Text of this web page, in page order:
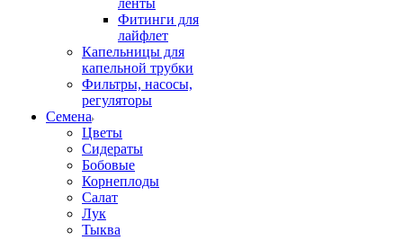
ленты
Фитинги для
лайфлет
Капельницы для
капельной трубки
Фильтры, насосы,
регуляторы
Семена
Цветы
Сидераты
Бобовые
Корнеплоды
Салат
Лук
Тыква